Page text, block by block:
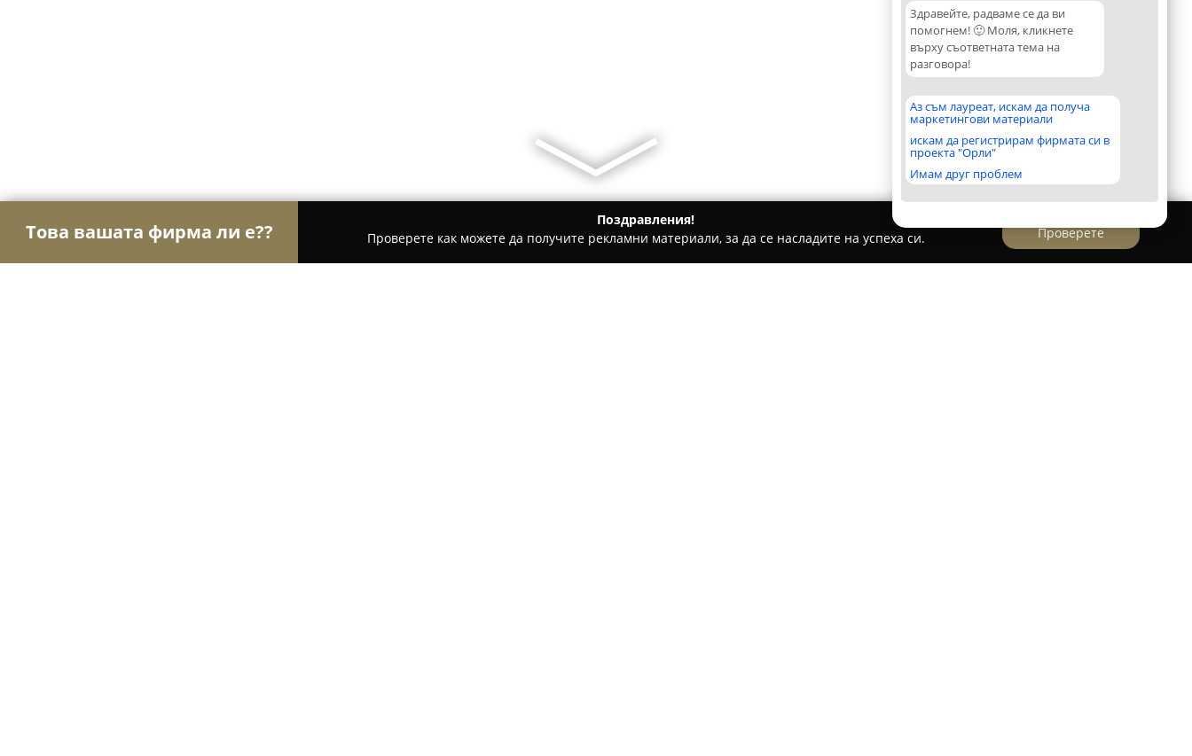
Здравейте, радваме се да ви
помогнем! 🙂 Моля, кликнете
върху съответната тема на
разговора!
Аз съм лауреат, искам да получа
маркетингови материали
искам да регистрирам фирмата си в
проекта "Орли"
Имам друг проблем
Това вашата фирма ли е??
Поздравления!
Проверете как можете да получите рекламни материали, за да се насладите на успеха си.
Проверете